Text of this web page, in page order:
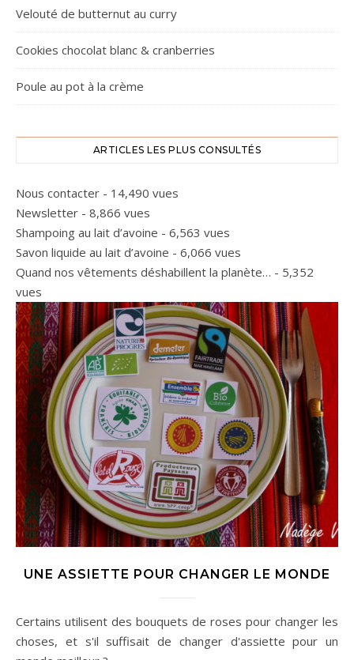
Velouté de butternut au curry
Cookies chocolat blanc & cranberries
Poule au pot à la crème
ARTICLES LES PLUS CONSULTÉS
Nous contacter - 14,490 vues
Newsletter - 8,866 vues
Shampoing au lait d’avoine - 6,563 vues
Savon liquide au lait d’avoine - 6,066 vues
Quand nos vêtements déshabillent la planète… - 5,352
vues
UNE ASSIETTE POUR CHANGER LE MONDE
Certains utilisent des bouquets de roses pour changer les
choses, et s'il suffisait de changer d'assiette pour un